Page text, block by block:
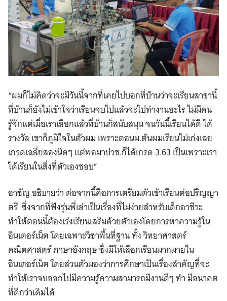
“ผมก็ไม่คิดว่าจะมีวันนี้จากที่เคยไปบอกที่บ้านว่าจะเรียนสาขานี้
ที่บ้านก็ยังไม่เข้าใจว่าเรียนจบไปแล้วจะไปทำงานอะไร ไม่มีคน
รู้จักแต่เมื่อเราเลือกแล้วที่บ้านก็สนับสนุน จนวันนี้เรียนได้ดี ได้
รางวัล เขาก็ภูมิใจในตัวผม เพราะตอนม.ต้นผมเรียนไม่เก่งเลย
เกรดเฉลี่ยสองนิดๆ แต่พอมาปวช.​ก็ได้เกรด 3.63 เป็นเพราะเรา
ได้เรียนในสิ่งที่ตัวเองชอบ”​
อาชัญ อธิบายว่า ต่อจากนี้คือการเตรียมตัวเข้าเรียนต่อปริญญา
ตรี ซึ่งจากที่ฟังรุ่นพี่เล่าเป็นเรื่องที่ไม่ง่ายสำหรับเด็กอาชีวะ
ทำให้ตอนนี้ต้องเร่งเรียนเสริมด้วยตัวเองโดยการหาความรู้ใน
อินเตอร์เน็ต โดยเฉพาะวิชาพื้นที่ฐาน ทั้ง วิทยาศาสตร์
คณิตศาสตร์ ภาษาอังกฤษ ซึ่งมีให้เลือกเรียนมากมายใน
อินเตอร์เน็ต โดยส่วนตัวมองว่าการศึกษาเป็นเรื่องสำคัญที่จะ
ทำให้เราจบออกไปมีความรู้ความสามารถมีงานดีๆ ทำ มีอนาคต
ที่ดีกว่าเดิมได้